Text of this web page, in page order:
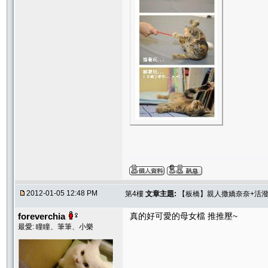
2012-01-05 12:48 PM 第4樓 文章主題: 【板橋】親人撒嬌奈奈+活
foreverchia
最愛: 瞳瞳、筆筆、小樂
真的好可愛的母女檔 推推壓~